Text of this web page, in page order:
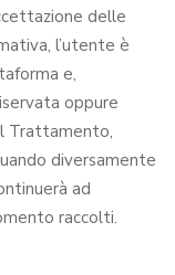
delle
l’utente è
e,
oppure
Trattamento,
diversamente
ad
raccolti.